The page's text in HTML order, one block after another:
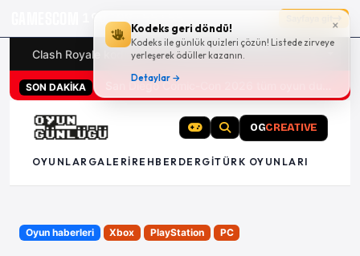
×
Kodeks geri döndü!
Kodeks ile günlük quizleri çözün! Listede zirveye
yerleşerek ödüller kazanın.
Detaylar →
19g 09:55:54
Clash Royale kodları Türk oyunları (PC ve konsollar) -
SON DAKİKA
OGCREATIVE
OYUNLAR GALERI REHBER DERGITÜRK OYUNLARI
Oyun haberleri Xbox PlayStation PC